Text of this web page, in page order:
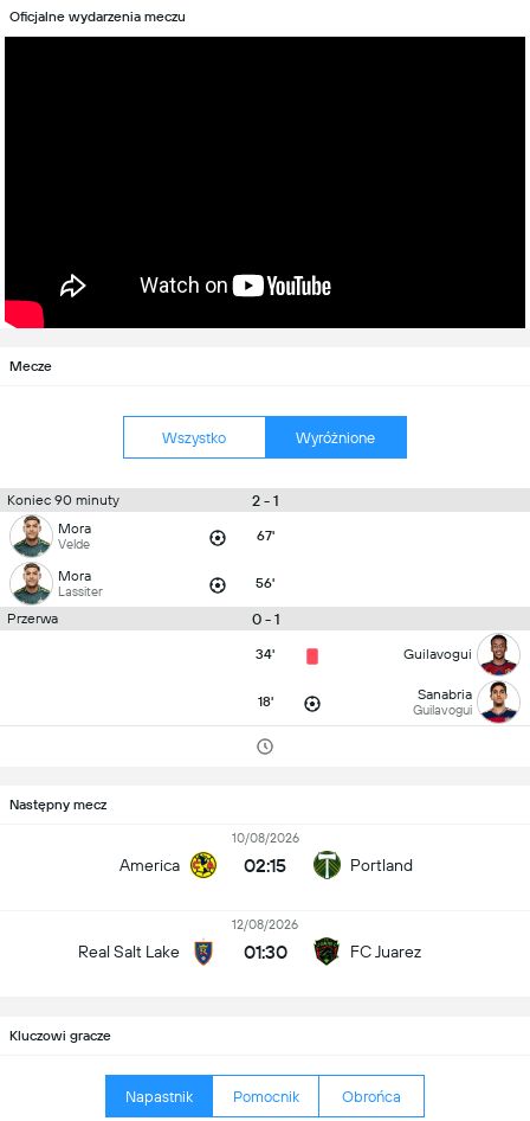
Oficjalne wydarzenia meczu
Mecze
Wszystko Wyróżnione
Koniec 90 minuty 2 - 1
Mora
Velde 67'
Mora
Lassiter 56'
Przerwa 0 - 1
34' Guilavogui
18' Sanabria
Guilavogui
Następny mecz
America
10/08/2026
02:15 Portland
Real Salt Lake
12/08/2026
01:30 FC Juarez
Kluczowi gracze
Napastnik Pomocnik Obrońca